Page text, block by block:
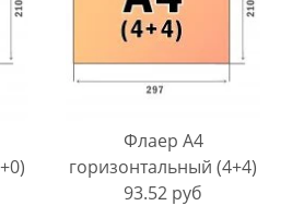
Флаер A4
горизонтальный (4+4)
93.52 руб